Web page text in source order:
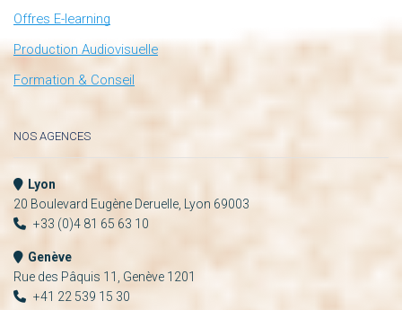
Offres E-learning
Production Audiovisuelle
Formation & Conseil
NOS AGENCES
Lyon
20 Boulevard Eugène Deruelle, Lyon 69003
+33 (0)4 81 65 63 10
Genève
Rue des Pâquis 11, Genève 1201
+41 22 539 15 30